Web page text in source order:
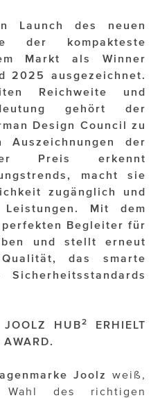
Minds
Launch des neuen
der kompakteste
Markt als Winner
2025 ausgezeichnet.
Reichweite und
gehört der
Design Council zu
Auszeichnungen der
Preis erkennt
macht sie
zugänglich und
Mit dem
Begleiter für
und stellt erneut
das smarte
JOOLZ HUB2
ERHIELT
Joolz
weiß,
des richtigen